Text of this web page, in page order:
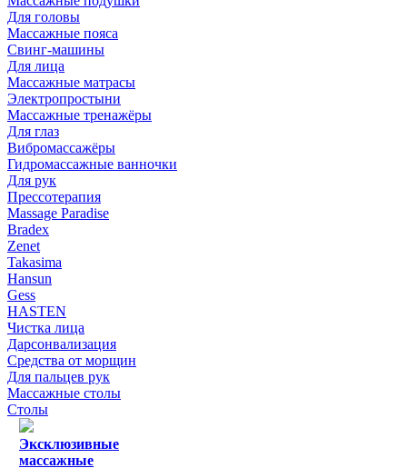
Для головы
Массажные пояса
Свинг-машины
Для лица
Массажные матрасы
Электропростыни
Массажные тренажёры
Для глаз
Вибромассажёры
Гидромассажные ванночки
Для рук
Прессотерапия
Massage Paradise
Bradex
Zenet
Takasima
Hansun
Gess
HASTEN
Чистка лица
Дарсонвализация
Средства от морщин
Для пальцев рук
Массажные столы
Столы
Эксклюзивные
массажные